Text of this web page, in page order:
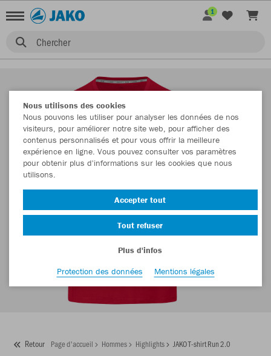
Chercher
1
Retour Page d'accueil Hommes Highlights JAKO T-shirt Run 2.0
Nous utilisons des cookies
Nous pouvons les utiliser pour analyser les données de nos
visiteurs, pour améliorer notre site web, pour afficher des
contenus personnalisés et pour vous offrir la meilleure
expérience en ligne. Vous pouvez consulter vos paramètres
pour obtenir plus d'informations sur les cookies que nous
utilisons.
Accepter tout
Tout refuser
Plus d'infos
Protection des données
Mentions légales